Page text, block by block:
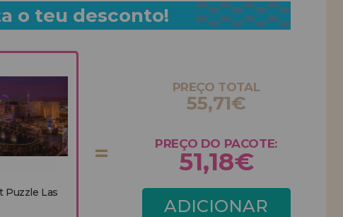
o teu desconto!
Puzzle Las
PREÇO TOTAL
55,71€
PREÇO DO PACOTE:
51,18€
ADICIONAR